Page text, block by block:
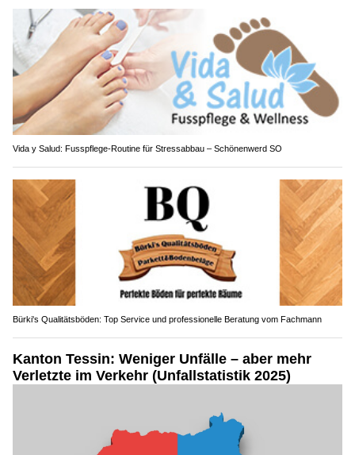
Vida y Salud: Fusspflege-Routine für Stressabbau – Schönenwerd SO
Bürki's Qualitätsböden: Top Service und professionelle Beratung vom Fachmann
Kanton Tessin: Weniger Unfälle – aber mehr
Verletzte im Verkehr (Unfallstatistik 2025)